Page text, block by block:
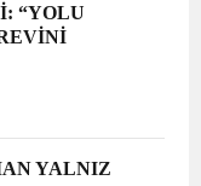
“YOLU
YALNIZ